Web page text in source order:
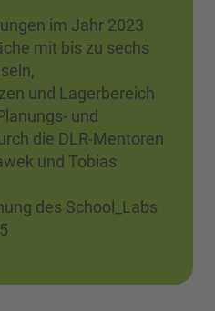
im Jahr 2023
mit bis zu sechs
und Lagerbereich
und
die DLR-Mentoren
und Tobias
des School_Labs